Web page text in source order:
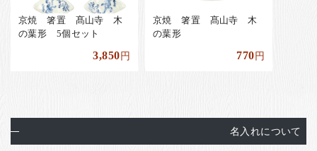
京焼 箸置 髙山寺 木
の葉形 5個セット
3,850円
京焼 箸置 髙山寺 木
の葉形
770円
名入れについて